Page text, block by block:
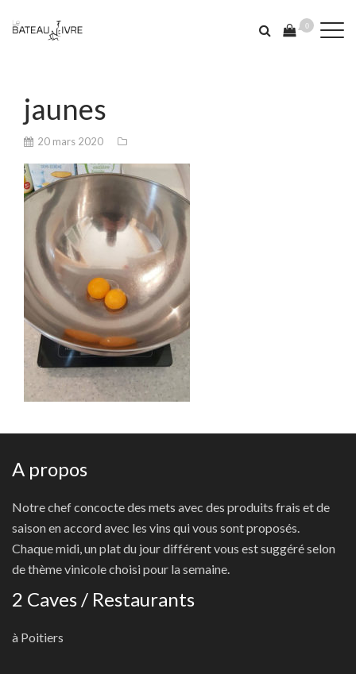
0
jaunes
20 mars 2020
A propos
Notre chef concocte des mets avec des produits frais et de
saison en accord avec les vins qui vous sont proposés.
Chaque midi, un plat du jour différent vous est suggéré selon
de thème vinicole choisi pour la semaine.
2 Caves / Restaurants
à Poitiers